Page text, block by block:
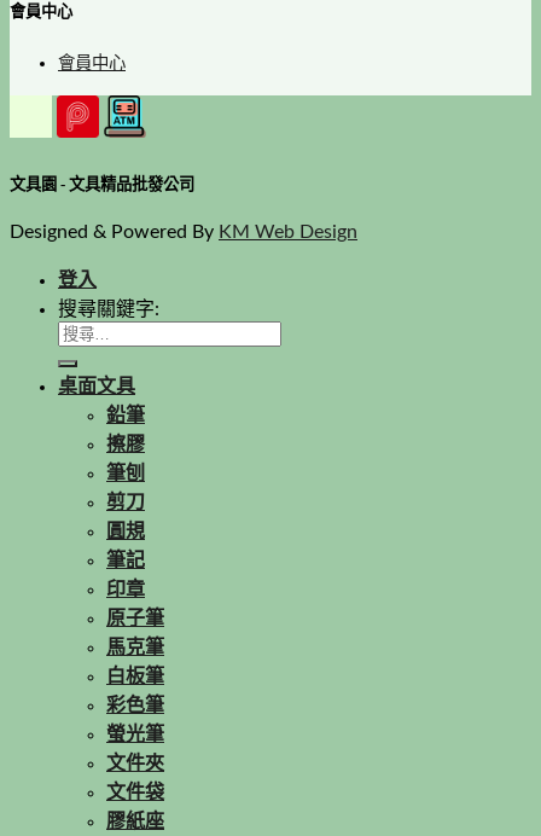
會員中心
會員中心
文具園 - 文具精品批發公司
Designed & Powered By KM Web Design
登入
搜尋關鍵字:
桌面文具
鉛筆
擦膠
筆刨
剪刀
圓規
筆記
印章
原子筆
馬克筆
白板筆
彩色筆
螢光筆
文件夾
文件袋
膠紙座